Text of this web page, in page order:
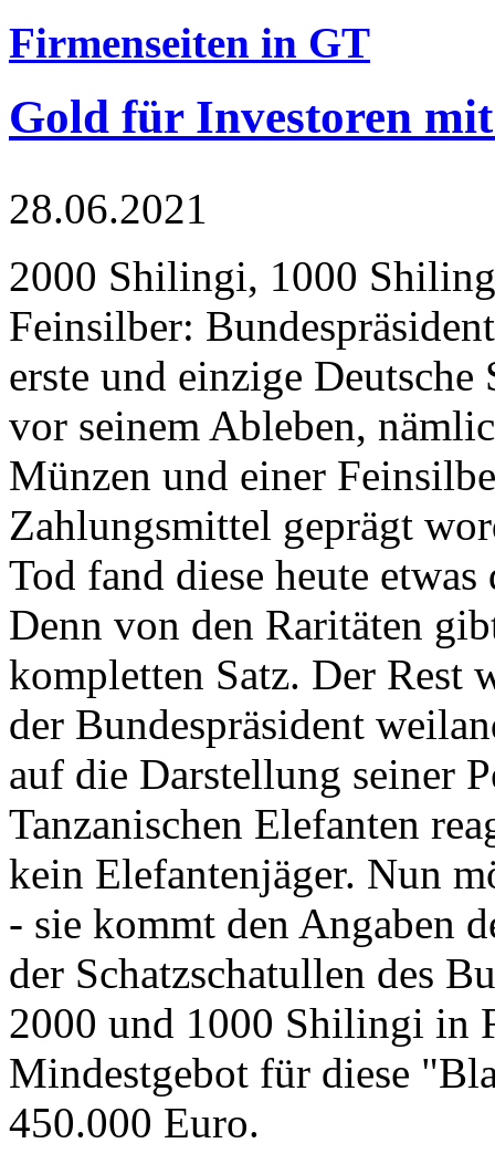
Firmenseiten in GT
Gold für Investoren
28.06.2021
2000 Shilingi, 1000
Feinsilber:
erste und einzige Deutsche
vor seinem Ableben,
Münzen und einer
Zahlungsmittel geprägt
Tod fand diese heute
Denn von den Raritäten
kompletten Satz. Der Rest
der Bundespräsident
auf die Darstellung seiner
Tanzanischen Elefanten
kein Elefantenjäger. Nun
- sie kommt den Angaben
der Schatzschatullen des
2000 und 1000 Shilingi in
Mindestgebot für diese
450.000 Euro.